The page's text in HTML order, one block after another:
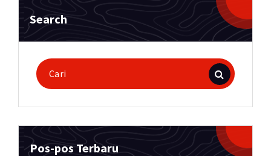
Search
Pencarian
untuk:
Pos-pos Terbaru